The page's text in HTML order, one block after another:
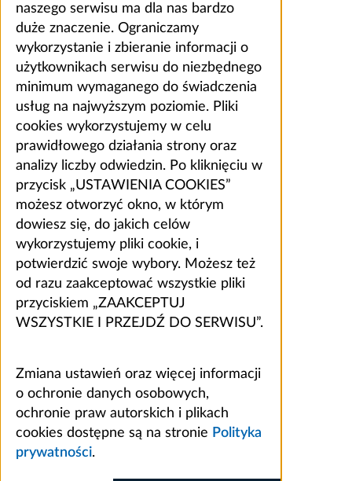
naszego serwisu ma dla nas bardzo
duże znaczenie. Ograniczamy
wykorzystanie i zbieranie informacji o
użytkownikach serwisu do niezbędnego
minimum wymaganego do świadczenia
usług na najwyższym poziomie. Pliki
cookies wykorzystujemy w celu
prawidłowego działania strony oraz
analizy liczby odwiedzin. Po kliknięciu w
przycisk „USTAWIENIA COOKIES”
możesz otworzyć okno, w którym
dowiesz się, do jakich celów
wykorzystujemy pliki cookie, i
potwierdzić swoje wybory. Możesz też
od razu zaakceptować wszystkie pliki
przyciskiem „ZAAKCEPTUJ
WSZYSTKIE I PRZEJDŹ DO SERWISU”.
Zmiana ustawień oraz więcej informacji
o ochronie danych osobowych,
ochronie praw autorskich i plikach
cookies dostępne są na stronie Polityka
prywatności.